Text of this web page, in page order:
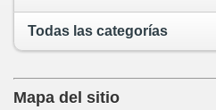
Todas las categorías
Mapa del sitio